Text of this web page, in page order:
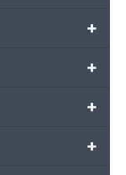
+
+
+
+